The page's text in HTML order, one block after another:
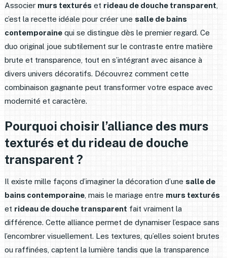
Associer murs texturéset rideau de douche transparent
c’est la recette idéale pour créer une salle de bains
contemporainequi se distingue dès le premier regard. Ce
duo original joue subtilement sur le contraste entre matière
brute et transparence, tout en s’intégrant avec aisance à
divers univers décoratifs. Découvrez comment cette
combinaison gagnante peut transformer votre espace avec
modernité et caractère.
Pourquoi choisir l’alliance des murs
texturés et du rideau de douche
transparent ?
Il existe mille façons d’imaginer la décoration d’une salle de
bains contemporaine, mais le mariage entre murs texturés
et rideau de douche transparent fait vraiment la
différence. Cette alliance permet de dynamiser l’espace sans
l’encombrer visuellement. Les textures, qu’elles soient brutes
ou raffinées, captent la lumière tandis que la transparence